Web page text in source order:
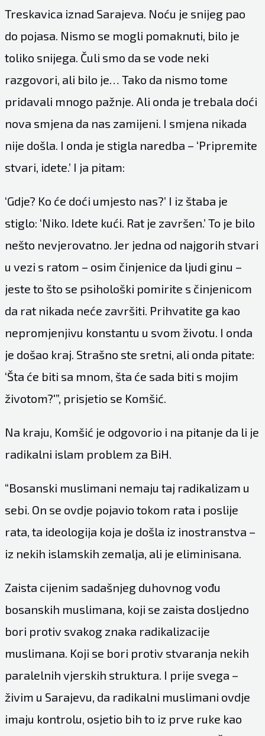
Treskavica iznad Sarajeva. Noću je snijeg pao
do pojasa. Nismo se mogli pomaknuti, bilo je
toliko snijega. Čuli smo da se vode neki
razgovori, ali bilo je… Tako da nismo tome
pridavali mnogo pažnje. Ali onda je trebala doći
nova smjena da nas zamijeni. I smjena nikada
nije došla. I onda je stigla naredba – ‘Pripremite
stvari, idete.’ I ja pitam:
‘Gdje? Ko će doći umjesto nas?’ I iz štaba je
stiglo: ‘Niko. Idete kući. Rat je završen.’ To je bilo
nešto nevjerovatno. Jer jedna od najgorih stvari
u vezi s ratom – osim činjenice da ljudi ginu –
jeste to što se psihološki pomirite s činjenicom
da rat nikada neće završiti. Prihvatite ga kao
nepromjenjivu konstantu u svom životu. I onda
je došao kraj. Strašno ste sretni, ali onda pitate:
‘Šta će biti sa mnom, šta će sada biti s mojim
životom?'”, prisjetio se Komšić.
Na kraju, Komšić je odgovorio i na pitanje da li je
radikalni islam problem za BiH.
“Bosanski muslimani nemaju taj radikalizam u
sebi. On se ovdje pojavio tokom rata i poslije
rata, ta ideologija koja je došla iz inostranstva –
iz nekih islamskih zemalja, ali je eliminisana.
Zaista cijenim sadašnjeg duhovnog vođu
bosanskih muslimana, koji se zaista dosljedno
bori protiv svakog znaka radikalizacije
muslimana. Koji se bori protiv stvaranja nekih
paralelnih vjerskih struktura. I prije svega –
živim u Sarajevu, da radikalni muslimani ovdje
imaju kontrolu, osjetio bih to iz prve ruke kao